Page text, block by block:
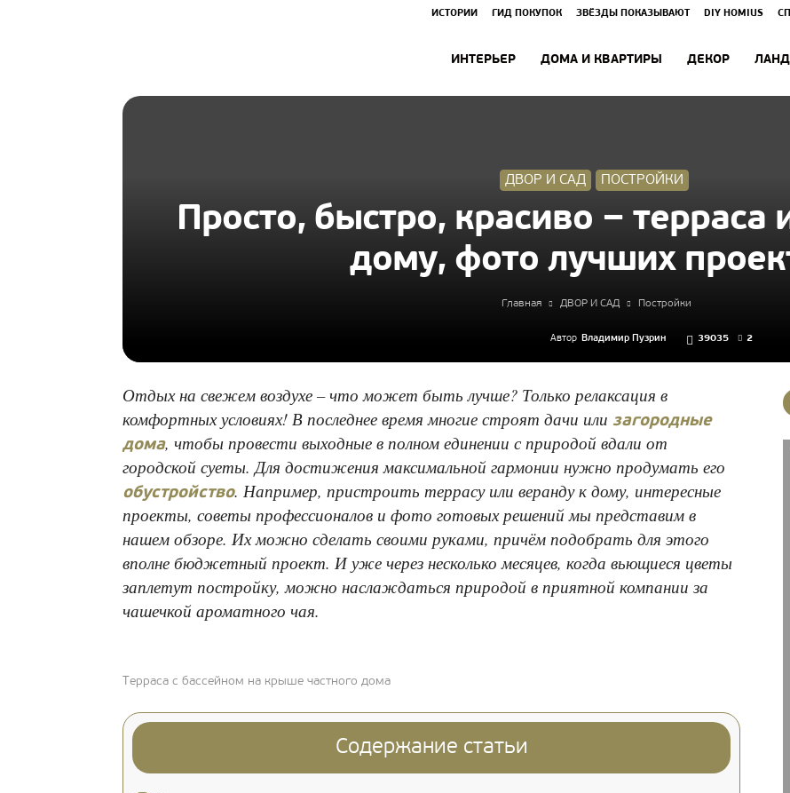
ИСТОРИИ ГИД ПОКУПОК ЗВЁЗДЫ ПОКАЗЫВАЮТ DIY HOMIUS
ИНТЕРЬЕР ДОМА И КВАРТИРЫ ДЕКОР
ДВОР И САД ПОСТРОЙКИ
Просто, быстро, красиво − терраса
дому, фото лучших
Главная ДВОР И САД Постройки
Автор Владимир Пузрин 39035 2
Отдых на свежем воздухе – что может быть лучше? Только релаксация в
комфортных условиях! В последнее время многие строят дачи или загородные
дома, чтобы провести выходные в полном единении с природой вдали от
городской суеты. Для достижения максимальной гармонии нужно продумать его
обустройство. Например, пристроить террасу или веранду к дому, интересные
проекты, советы профессионалов и фото готовых решений мы представим в
нашем обзоре. Их можно сделать своими руками, причём подобрать для этого
вполне бюджетный проект. И уже через несколько месяцев, когда вьющиеся цветы
заплетут постройку, можно наслаждаться природой в приятной компании за
чашечкой ароматного чая.
Терраса с бассейном на крыше частного дома
Содержание статьи